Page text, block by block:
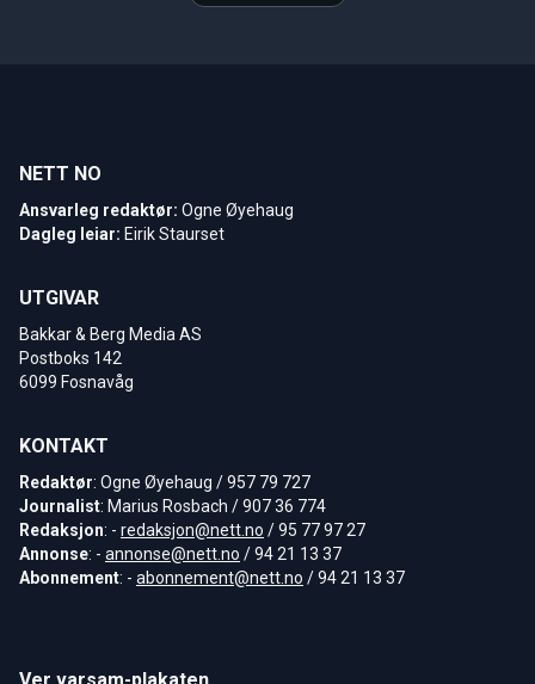
NETT NO
Ansvarleg redaktør: Ogne Øyehaug
Dagleg leiar: Eirik Staurset
UTGIVAR
Bakkar & Berg Media AS
Postboks 142
6099 Fosnavåg
KONTAKT
Redaktør: Ogne Øyehaug / 957 79 727
Journalist: Marius Rosbach / 907 36 774
Redaksjon: - redaksjon@nett.no / 95 77 97 27
Annonse: - annonse@nett.no / 94 21 13 37
Abonnement: - abonnement@nett.no / 94 21 13 37